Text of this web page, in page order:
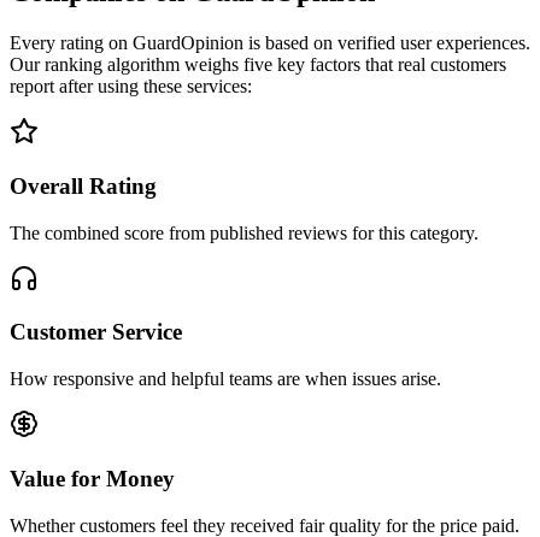
Every rating on GuardOpinion is based on verified user experiences.
Our ranking algorithm weighs five key factors that real customers
report after using these services:
Overall Rating
The combined score from published reviews for this category.
Customer Service
How responsive and helpful teams are when issues arise.
Value for Money
Whether customers feel they received fair quality for the price paid.